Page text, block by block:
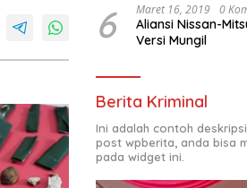
6 Maret 16, 2019 0
Aliansi Nissan-
Versi Mungil
Berita Kriminal
Ini adalah contoh
post wpberita, anda bisa
pada widget ini.